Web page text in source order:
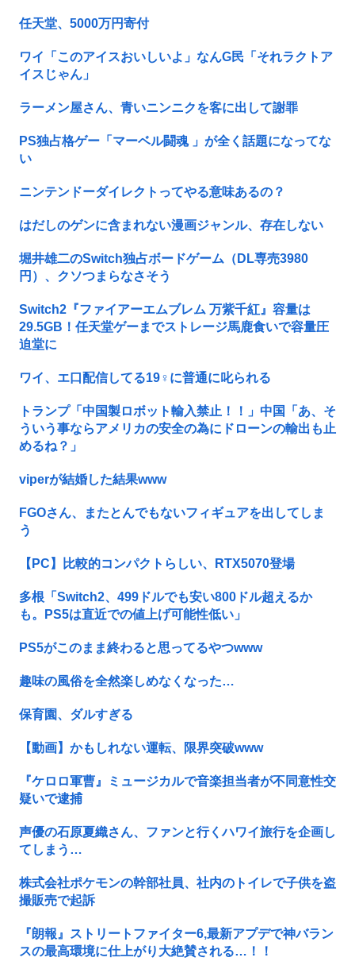
任天堂、5000万円寄付
ワイ「このアイスおいしいよ」なんG民「それラクトア
イスじゃん」
ラーメン屋さん、青いニンニクを客に出して謝罪
PS独占格ゲー「マーベル闘魂 」が全く話題になってな
い
ニンテンドーダイレクトってやる意味あるの？
はだしのゲンに含まれない漫画ジャンル、存在しない
堀井雄二のSwitch独占ボードゲーム（DL専売3980
円）、クソつまらなさそう
Switch2『ファイアーエムブレム 万紫千紅』容量は
29.5GB！任天堂ゲーまでストレージ馬鹿食いで容量圧
迫堂に
ワイ、エ口配信してる19♀に普通に叱られる
トランプ「中国製ロボット輸入禁止！！」中国「あ、そ
ういう事ならアメリカの安全の為にドローンの輸出も止
めるね？」
viperが結婚した結果www
FGOさん、またとんでもないフィギュアを出してしま
う
【PC】比較的コンパクトらしい、RTX5070登場
多根「Switch2、499ドルでも安い800ドル超えるか
も。PS5は直近での値上げ可能性低い」
PS5がこのまま終わると思ってるやつwww
趣味の風俗を全然楽しめなくなった…
保育園、ダルすぎる
【動画】かもしれない運転、限界突破www
『ケロロ軍曹』ミュージカルで音楽担当者が不同意性交
疑いで逮捕
声優の石原夏織さん、ファンと行くハワイ旅行を企画し
てしまう…
株式会社ポケモンの幹部社員、社内のトイレで子供を盗
撮販売で起訴
『朗報』ストリートファイター6,最新アプデで神バラン
スの最高環境に仕上がり大絶賛される…！！